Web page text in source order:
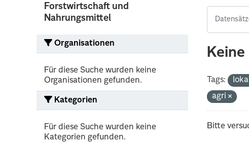
Forstwirtschaft und
Nahrungsmittel
Organisationen
Für diese Suche wurden keine
Organisationen gefunden.
Kategorien
Für diese Suche wurden keine
Kategorien gefunden.
Tags:
agri
Bitte